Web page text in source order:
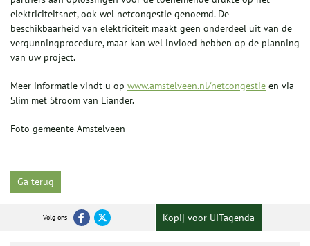
elektriciteitsnet, ook wel netcongestie genoemd. De
beschikbaarheid van elektriciteit maakt geen onderdeel uit van de
vergunningprocedure, maar kan wel invloed hebben op de planning
van uw project.
Meer informatie vindt u op www.amstelveen.nl/netcongestie en via
Slim met Stroom van Liander.
Foto gemeente Amstelveen
Ga terug
Volg ons Kopij voor UITagenda